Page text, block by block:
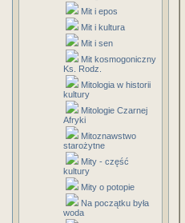
Mit i epos
Mit i kultura
Mit i sen
Mit kosmogoniczny
Ks. Rodz.
Mitologia w historii
kultury
Mitologie Czarnej
Afryki
Mitoznawstwo
starożytne
Mity - część
kultury
Mity o potopie
Na początku była
woda